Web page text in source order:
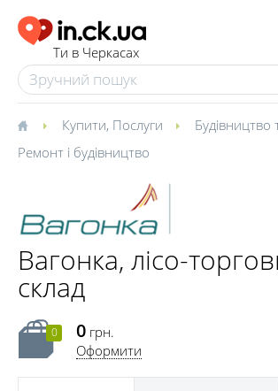
Ти в Черкасах
Купити, Послуги Будівництво
Ремонт і будівництво
Вагонка, лісо-
склад
0 0 грн.
Оформити